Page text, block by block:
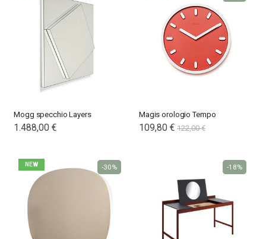
Mogg specchio Layers
1.488,00 €
Magis orologio Tempo
109,80 € 122,00 €
NEW -30% -18%
201,65 €
246,00 €
Nardi poltrona Folio Rocking
201,65 €